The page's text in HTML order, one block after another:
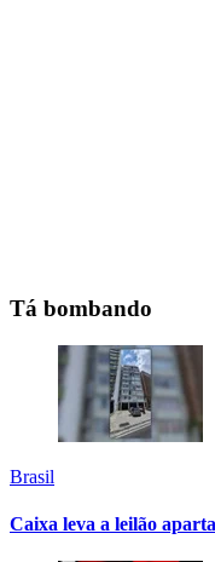
Tá bombando
Brasil
Caixa leva a leilão